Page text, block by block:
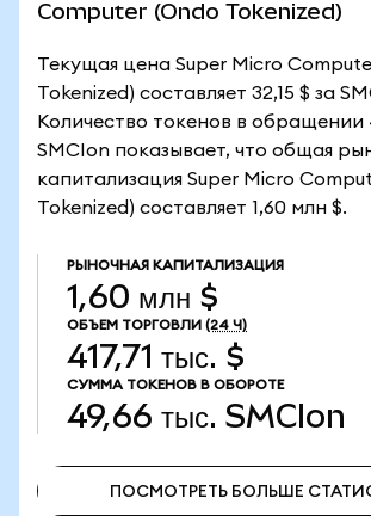
Computer (Ondo Tokenized)
Текущая цена Super Micro
Tokenized) составляет 32,15 $ за
Количество токенов в обращении
SMCIon показывает, что общая
капитализация Super Micro
Tokenized) составляет 1,60 млн $.
РЫНОЧНАЯ КАПИТАЛИЗАЦИЯ
1,60 млн $
ОБЪЕМ ТОРГОВЛИ (24 Ч)
417,71 тыс. $
СУММА ТОКЕНОВ В ОБОРОТЕ
49,66 тыс. SMCIon
ПОСМОТРЕТЬ БОЛЬШЕ